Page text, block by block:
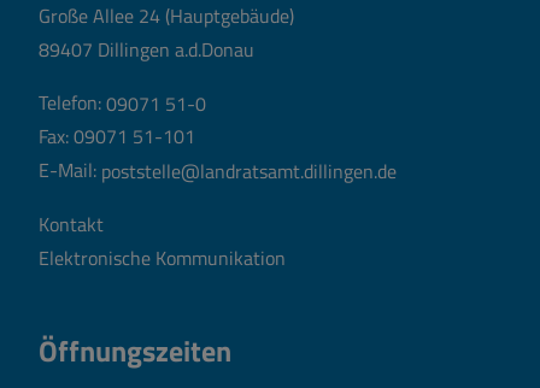
Große Allee 24 (Hauptgebäude)
89407 Dillingen a.d.Donau
Telefon:09071 51-0
Fax: 09071 51-101
E-Mail: poststelle@landratsamt.dillingen.de
Kontakt
Elektronische Kommunikation
Öffnungszeiten